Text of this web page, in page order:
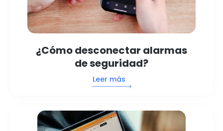
¿Cómo desconectar alarmas
de seguridad?
Leer más